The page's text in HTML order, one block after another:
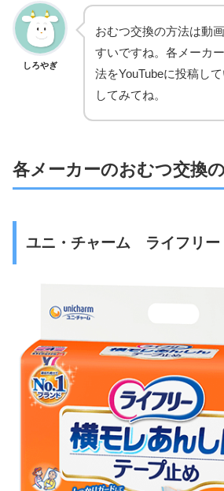
しろやぎ
おむつ交換の方法は動
すいですね。各メーカ
法をYouTubeに投稿し
してみてね。
各メーカーのおむつ交換
ユニ・チャーム ライフリー